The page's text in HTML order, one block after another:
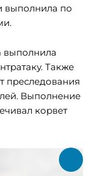
выполнила по
выполнила
Также
преследования
Выполнение
корвет